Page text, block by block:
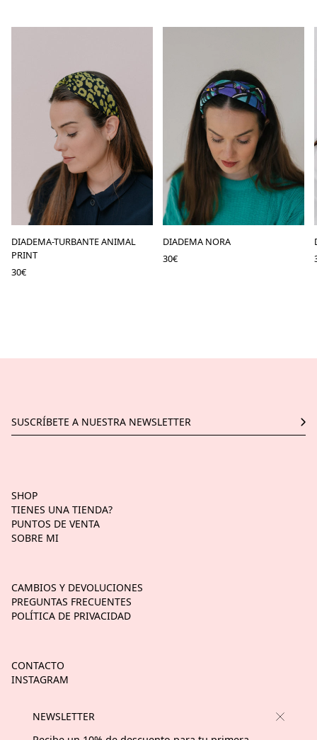
NEWSLETTER
DIADEMA-TURBANTE ANIMAL
PRINT
30€
DIADEMA NORA
30€
SHOP
TIENES UNA TIENDA?
PUNTOS DE VENTA
SOBRE MI
CAMBIOS Y DEVOLUCIONES
PREGUNTAS FRECUENTES
POLÍTICA DE PRIVACIDAD
CONTACTO
INSTAGRAM